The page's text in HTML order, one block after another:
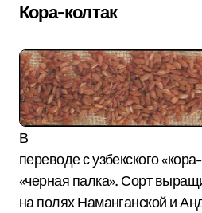
Кора-колтак
В
переводе с узбекского
«черная палка». Сорт
на полях Наманганской и